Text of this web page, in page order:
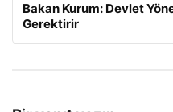
Bakan Kurum: Devlet
Gerektirir